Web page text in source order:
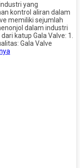
yang
kontrol aliran dalam
memiliki sejumlah
dalam industri
katup Gala Valve: 1.
Gala Valve